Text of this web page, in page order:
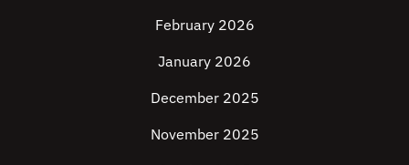
February 2026
January 2026
December 2025
November 2025